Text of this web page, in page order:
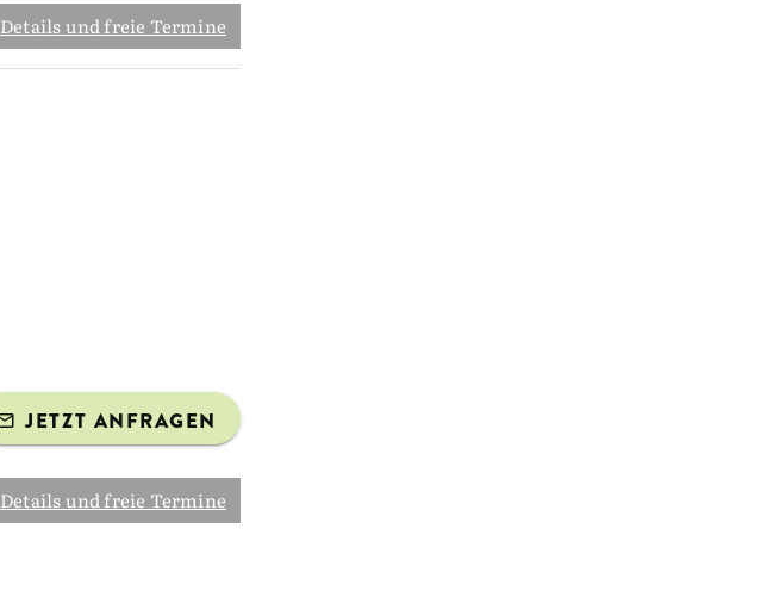
Details und freie Termine
JETZT ANFRAGEN
Details und freie Termine